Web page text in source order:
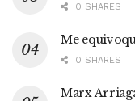
0 SHARES
Me
0 SHARES
Marx